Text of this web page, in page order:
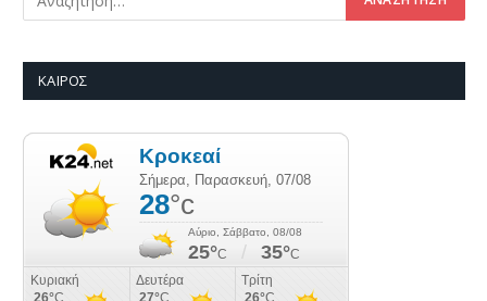
ΚΑΙΡΌΣ